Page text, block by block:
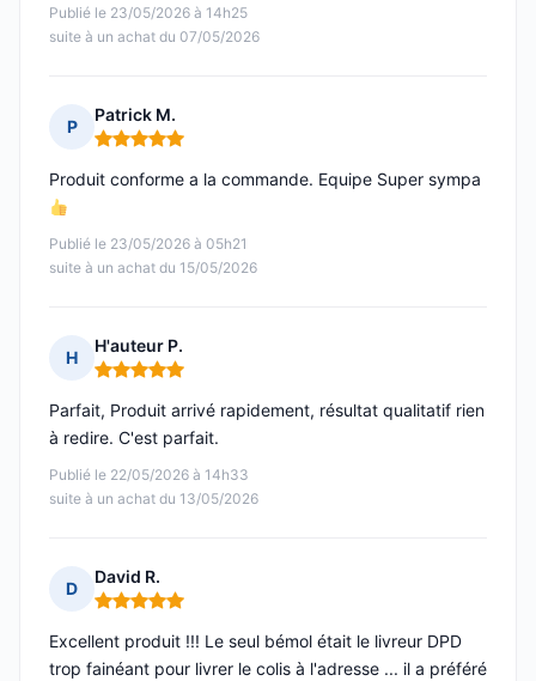
Publié le 23/05/2026 à 14h25
suite à un achat du 07/05/2026
P
Patrick M.
Note : 5 sur 5
Publié le 23/05/2026 à 05h21
suite à un achat du 15/05/2026
Produit conforme a la commande. Equipe Super sympa
H
H'auteur P.
Note : 5 sur 5
Publié le 22/05/2026 à 14h33
suite à un achat du 13/05/2026
Parfait, Produit arrivé rapidement, résultat qualitatif rien
à redire. C'est parfait.
D
David R.
Note : 5 sur 5
Excellent produit !!! Le seul bémol était le livreur DPD
trop fainéant pour livrer le colis à l'adresse ... il a préféré